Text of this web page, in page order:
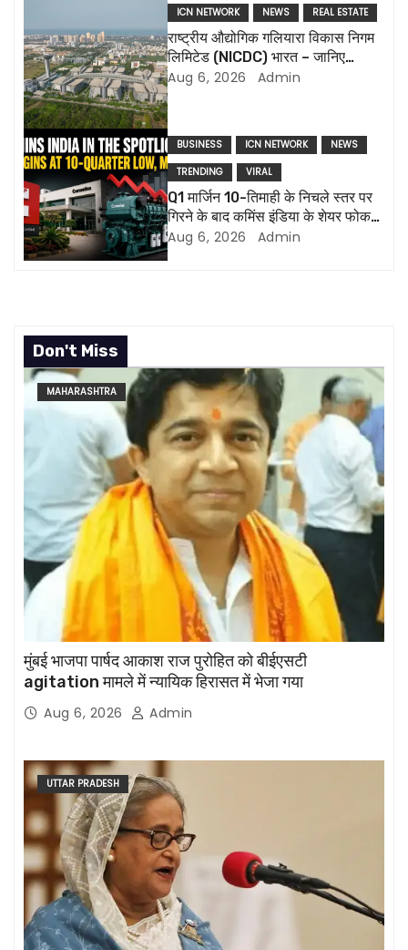
g
a
t
i
o
n
ICN NETWORK NEWS REAL ESTATE
राष्ट्रीय औद्योगिक गलियारा विकास निगम
लिमिटेड (NICDC) भारत – जानिए
सबकुछ
Aug 6, 2026 Admin
BUSINESS ICN NETWORK
NEWS
TRENDING
VIRAL
Q1 मार्जिन 10-तिमाही के निचले स्तर पर
गिरने के बाद कमिंस इंडिया के शेयर फोकस
में हैं, एमडी ने इस्तीफा दिया
Aug 6, 2026 Admin
Don't Miss
MAHARASHTRA
मुंबई भाजपा पार्षद आकाश राज पुरोहित को बीईएसटी
agitation मामले में न्यायिक हिरासत में भेजा गया
Aug 6, 2026 Admin
UTTAR PRADESH